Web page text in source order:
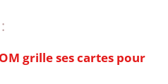
grille ses cartes pour